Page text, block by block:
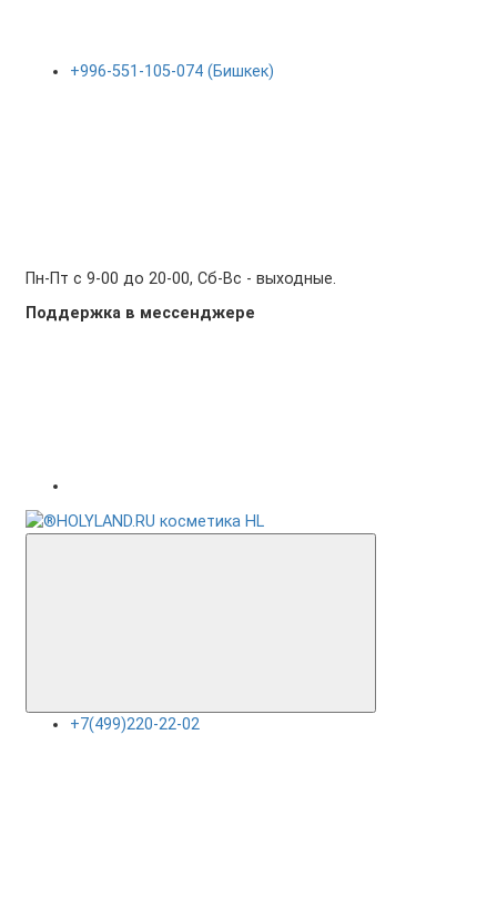
+996-551-105-074 (Бишкек)
Пн-Пт с 9-00 до 20-00, Сб-Вс - выходные.
Поддержка в мессенджере
+7(499)220-22-02